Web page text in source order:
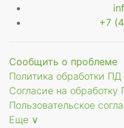
+7
Сообщить о проблеме
Политика обработки ПД
Согласие на обработку
Пользовательское
Еще ∨